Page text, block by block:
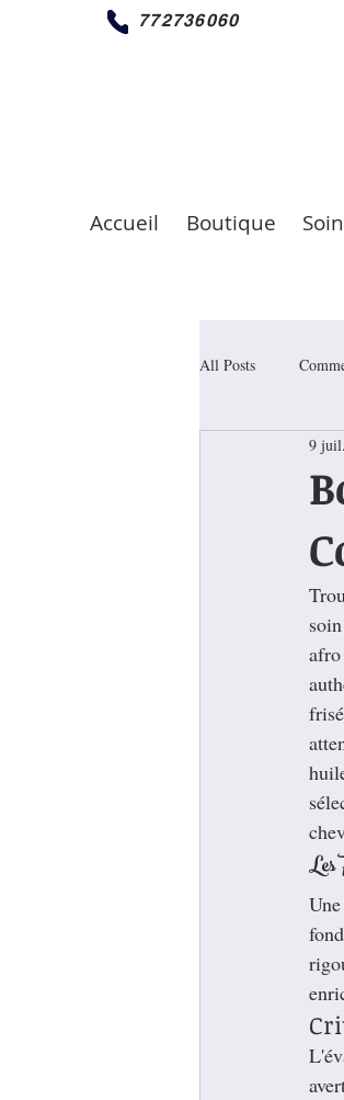
772736060
Accueil Boutique
All Posts
9 juil.
Les
Une